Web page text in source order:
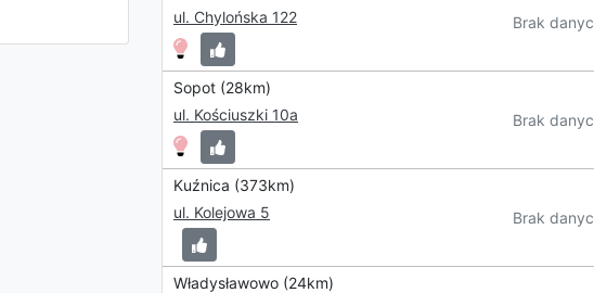
ul. Chylońska 122
Brak
Sopot (28km)
ul. Kościuszki 10a
Brak
Kuźnica (373km)
ul. Kolejowa 5
Brak
Władysławowo (24km)